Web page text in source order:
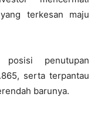
terkesan maju
posisi penutupan
serta terpantau
barunya.